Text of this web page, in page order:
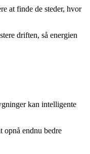
at finde de steder, hvor
driften, så energien
kan intelligente
opnå endnu bedre